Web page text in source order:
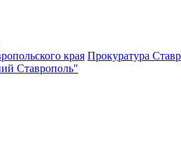
края Прокуратура
Ставрополь"